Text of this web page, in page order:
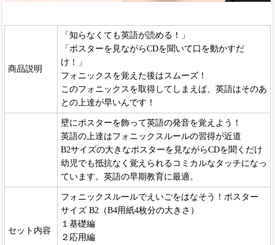
商品説明
「知らなくても英語が読める！」
「ポスターを見ながらCDを聞いて口を動かすだ
け！」
フォニックスを覚えた後はスムーズ！
このフォニックスを取得してしまえば、英語はそのあ
との上達が早いんです！
壁にポスターを飾って英語の発音を覚えよう！
英語の上達はフォニックスルールの習得が近道
B2サイズの大きなポスターを見ながらCDを聞くだけ
幼児でも抵抗なく覚えられるコミカルなタッチになっ
ています。英語の早期教育に最適。
セット内容
フォニックスルールでえいごをはなそう！ポスター
サイズ B2（B4用紙4枚分の大きさ）
１基礎編
２応用編